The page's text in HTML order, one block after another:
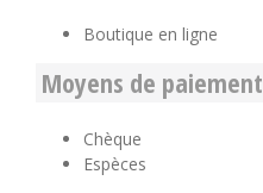
Boutique en ligne
Moyens de paiement
Chèque
Espèces